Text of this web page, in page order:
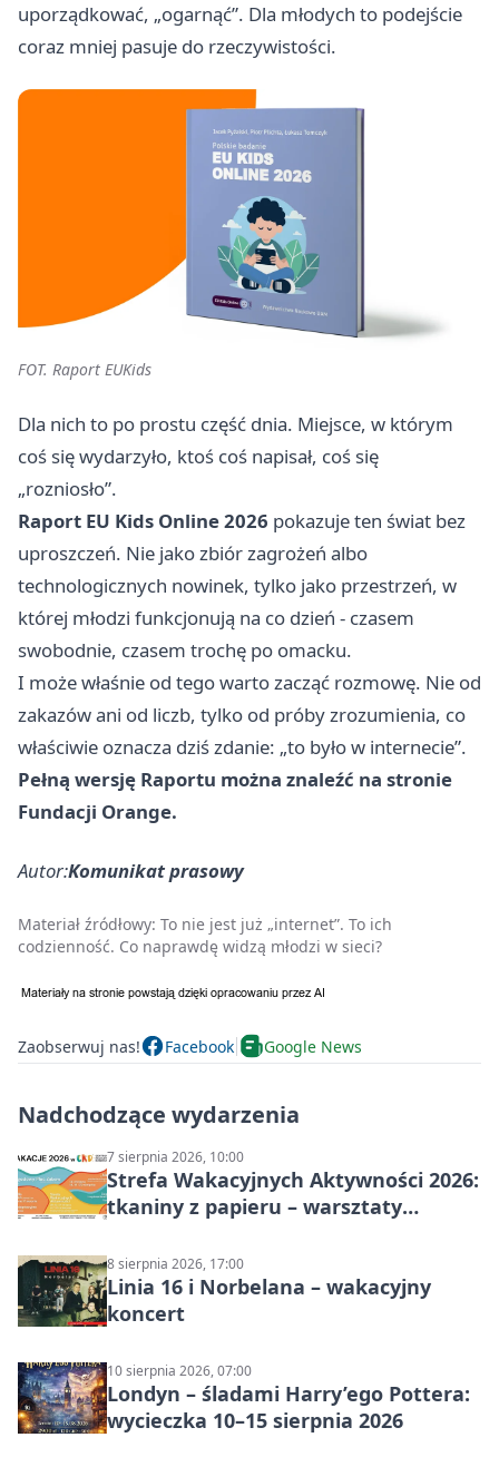
uporządkować, „ogarnąć”. Dla młodych to podejście
coraz mniej pasuje do rzeczywistości.
FOT. Raport EUKids
Dla nich to po prostu część dnia. Miejsce, w którym
coś się wydarzyło, ktoś coś napisał, coś się
„rozniosło”.
Raport EU Kids Online 2026 pokazuje ten świat bez
uproszczeń. Nie jako zbiór zagrożeń albo
technologicznych nowinek, tylko jako przestrzeń, w
której młodzi funkcjonują na co dzień - czasem
swobodnie, czasem trochę po omacku.
I może właśnie od tego warto zacząć rozmowę. Nie od
zakazów ani od liczb, tylko od próby zrozumienia, co
właściwie oznacza dziś zdanie: „to było w internecie”.
Pełną wersję Raportu można znaleźć na stronie
Fundacji Orange.
Autor:Komunikat prasowy
Materiał źródłowy: To nie jest już „internet”. To ich
codzienność. Co naprawdę widzą młodzi w sieci?
Zaobserwuj nas! Facebook Google News
Nadchodzące wydarzenia
7 sierpnia 2026, 10:00
Strefa Wakacyjnych Aktywności 2026:
tkaniny z papieru – warsztaty
8 sierpnia 2026, 17:00
Linia 16 i Norbelana – wakacyjny
koncert
10 sierpnia 2026, 07:00
Londyn – śladami Harry’ego Pottera:
wycieczka 10–15 sierpnia 2026